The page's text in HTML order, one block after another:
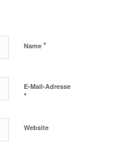
Name *
E-Mail-Adresse
*
Website